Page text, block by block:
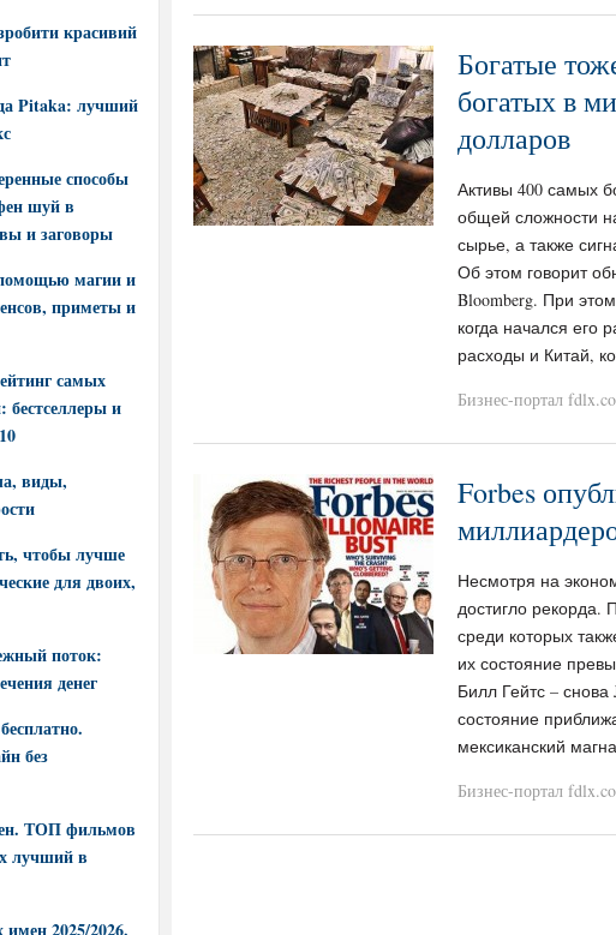
Богатые
богатых в
долларов
Активы 400 самых
общей сложности
сырье, а также
Об этом говорит
Bloomberg. При
когда начался его
расходы и Китай,
Бизнес-портал
Forbes
Несмотря на
достигло рекорда.
среди которых
их состояние
Билл Гейтс –
состояние
мексиканский
Бизнес-портал
красивий
Pitaka: лучший
способы
шуй в
и заговоры
магии и
приметы и
самых
бестселлеры и
виды,
чтобы лучше
для двоих,
поток:
денег
без
ТОП фильмов
лучший в
2025/2026.